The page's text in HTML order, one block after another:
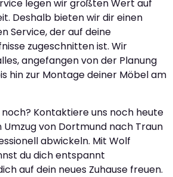
legen wir größten Wert auf
Deshalb bieten wir dir einen
Service, der auf deine
zugeschnitten ist. Wir
angefangen von der Planung
hin zur Montage deiner Möbel am
Kontaktiere uns noch heute
Umzug von Dortmund nach Traun
abwickeln. Mit Wolf
du dich entspannt
auf dein neues Zuhause freuen.